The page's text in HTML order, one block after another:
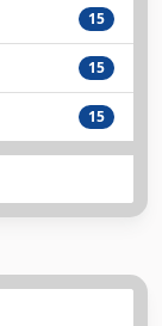
15
15
15